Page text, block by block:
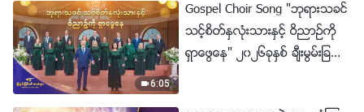
6:05
Gospel Choir Song "ဘုရားသခင္
သင့္စိတ္ႏွလုံးသားႏွင့္ ဝိညာဥ္ကို
ရွာေဖြေန" ၂၀၂၆ခုႏွစ္ ခ်ီးမြမ္းျခ